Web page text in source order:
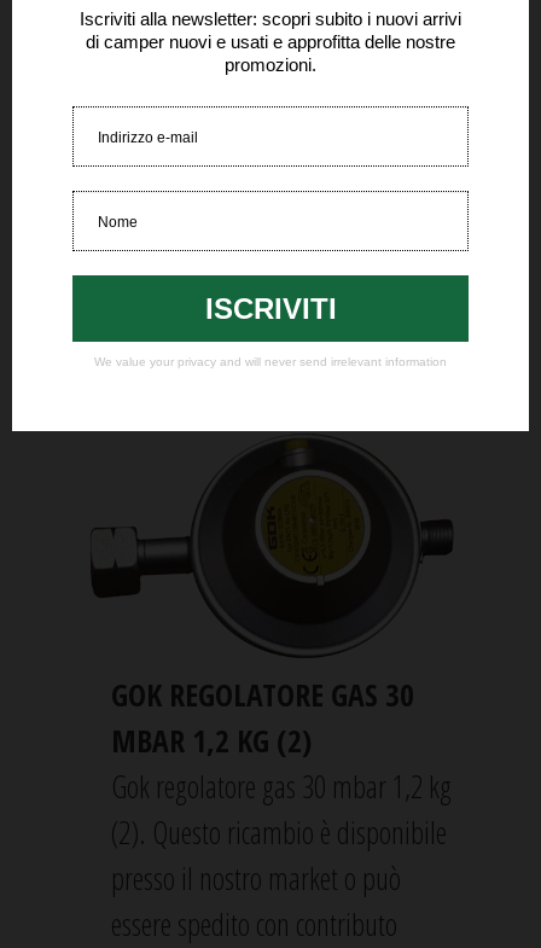
presso il nostro market o può
essere spedito con contributo
spese. Tutti i ricambi di questa
tipologia sono disponibili anche se
non presenti nella presente lista.
Chiama per tutte le informazioni.
GOK REGOLATORE GAS 30
MBAR 1,2 KG (2)
Gok regolatore gas 30 mbar 1,2 kg
(2). Questo ricambio è disponibile
presso il nostro market o può
essere spedito con contributo